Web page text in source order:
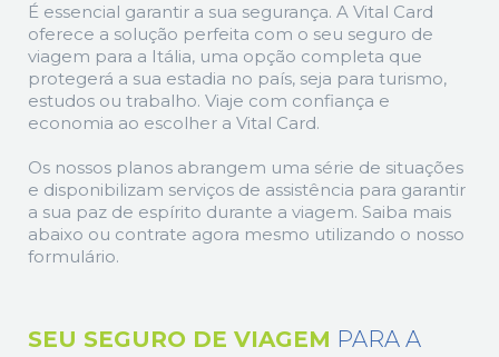
É essencial garantir a sua segurança. A Vital Card
oferece a solução perfeita com o seu seguro de
viagem para a Itália, uma opção completa que
protegerá a sua estadia no país, seja para turismo,
estudos ou trabalho. Viaje com confiança e
economia ao escolher a Vital Card.
Os nossos planos abrangem uma série de situações
e disponibilizam serviços de assistência para garantir
a sua paz de espírito durante a viagem. Saiba mais
abaixo ou contrate agora mesmo utilizando o nosso
formulário.
SEU SEGURO DE VIAGEM PARA A